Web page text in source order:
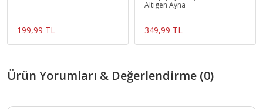
199,99 TL
Altıgen Ayna
349,99 TL
Ürün Yorumları & Değerlendirme (0)